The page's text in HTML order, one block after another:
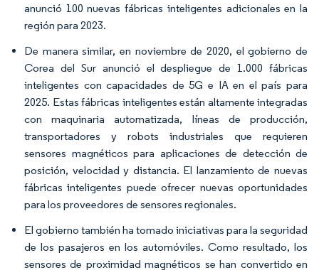
anunció 100 nuevas fábricas inteligentes adicionales en la
región para 2023.
De manera similar, en noviembre de 2020, el gobierno de
Corea del Sur anunció el despliegue de 1.000 fábricas
inteligentes con capacidades de 5G e IA en el país para
2025. Estas fábricas inteligentes están altamente integradas
con maquinaria automatizada, líneas de producción,
transportadores y robots industriales que requieren
sensores magnéticos para aplicaciones de detección de
posición, velocidad y distancia. El lanzamiento de nuevas
fábricas inteligentes puede ofrecer nuevas oportunidades
para los proveedores de sensores regionales.
El gobierno también ha tomado iniciativas para la seguridad
de los pasajeros en los automóviles. Como resultado, los
sensores de proximidad magnéticos se han convertido en